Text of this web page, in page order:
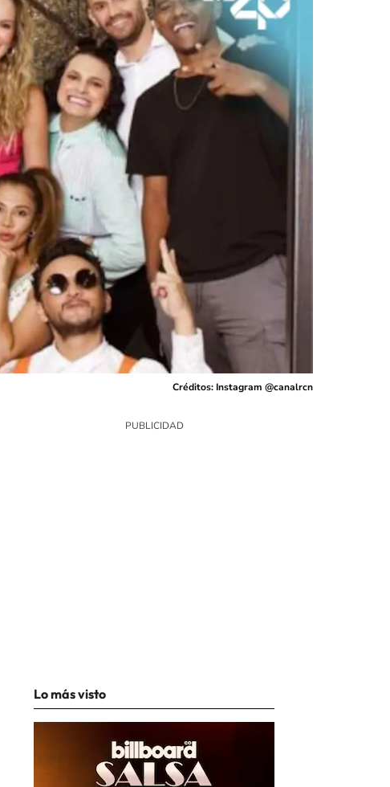
Créditos: Instagram @canalrcn
Lo más visto